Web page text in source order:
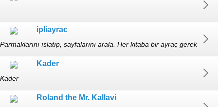
ipliayrac
Parmaklarını ıslatıp, sayfalarını arala. Her kitaba bir ayraç gerek
Kader
Kader
Roland the Mr. Kallavi